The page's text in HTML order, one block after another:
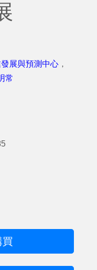
展與預測中心 ，
常
買